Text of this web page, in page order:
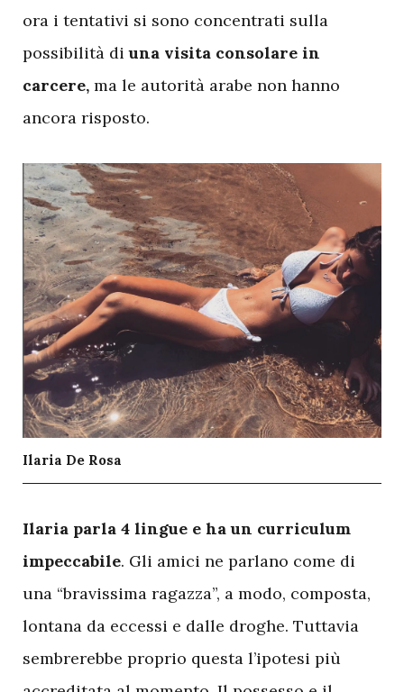
ora i tentativi si sono concentrati sulla
possibilità diuna visita consolare in
carcere, ma le autorità arabe non hanno
ancora risposto.
Ilaria De Rosa
Ilaria parla 4 lingue e ha un curriculum
impeccabile. Gli amici ne parlano come di
una “bravissima ragazza”, a modo, composta,
lontana da eccessi e dalle droghe. Tuttavia
sembrerebbe proprio questa l’ipotesi più